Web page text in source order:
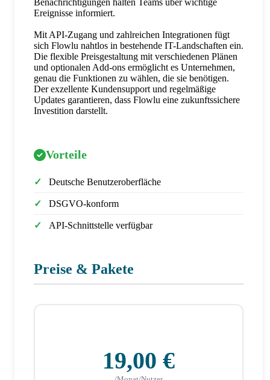
Benachrichtigungen halten Teams über wichtige
Ereignisse informiert.
Mit API-Zugang und zahlreichen Integrationen fügt
sich Flowlu nahtlos in bestehende IT-Landschaften ein.
Die flexible Preisgestaltung mit verschiedenen Plänen
und optionalen Add-ons ermöglicht es Unternehmen,
genau die Funktionen zu wählen, die sie benötigen.
Der exzellente Kundensupport und regelmäßige
Updates garantieren, dass Flowlu eine zukunftssichere
Investition darstellt.
Vorteile
Deutsche Benutzeroberfläche
DSGVO-konform
API-Schnittstelle verfügbar
Preise & Pakete
19,00 €